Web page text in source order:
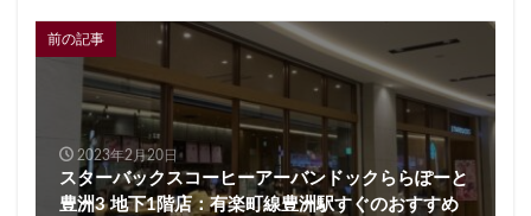
前の記事
2023年2月20日
スターバックスコーヒーアーバンドックららぽーと
豊洲3 地下1階店：有楽町線豊洲駅すぐのおすすめ